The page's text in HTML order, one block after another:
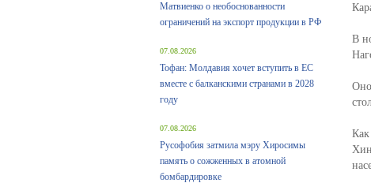
В
Оно
Матвиенко о необоснованности
ограничений на экспорт продукции в РФ
07.08.2026
Тофан: Молдавия хочет вступить в ЕС
вместе с балканскими странами в 2028
году
07.08.2026
Русофобия затмила мэру Хиросимы
память о сожженных в атомной
бомбардировке